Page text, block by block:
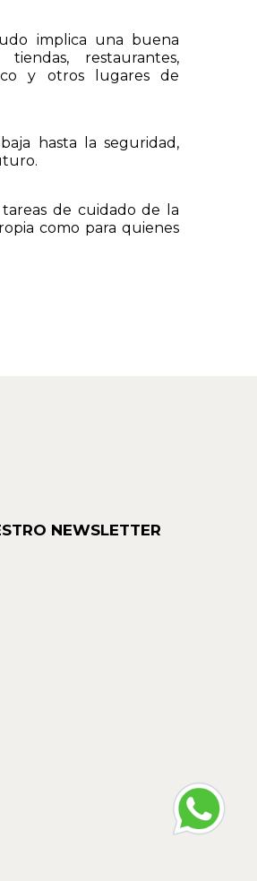
implica una buena
restaurantes,
y otros lugares de
hasta la seguridad,
de cuidado de la
como para quienes
NEWSLETTER